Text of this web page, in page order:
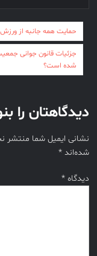
راهبری
نوشته
حمایت همه جانبه از
جزئیات قانون جوانی
شده است؟
دیدگاهتان را
نشانی ایمیل شما منتشر
شده‌اند*
دیدگاه*